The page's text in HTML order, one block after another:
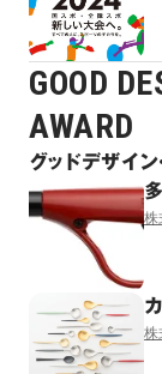
GOOD
AWARD
グッドデザイ
株
株